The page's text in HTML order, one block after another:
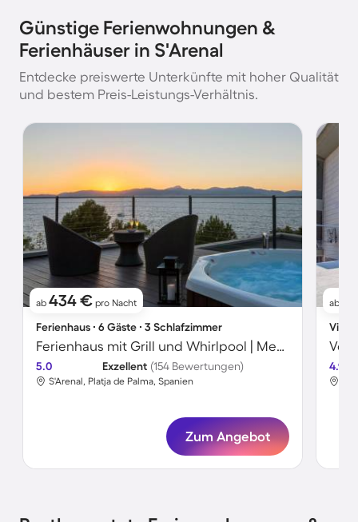
Günstige Ferienwohnungen &
Ferienhäuser in S'Arenal
Entdecke preiswerte Unterkünfte mit hoher Qualität
und bestem Preis-Leistungs-Verhältnis.
ab 434 € pro Nacht
Ferienhaus ∙ 6 Gäste ∙ 3 Schlafzimmer
Ferienhaus mit Grill und Whirlpool | Meerblick
5.0 Exzellent (154 Bewertungen)
S'Arenal, Platja de Palma, Spanien
Zum Angebot
ab
Villa
4.9